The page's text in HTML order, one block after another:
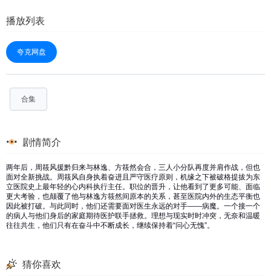
播放列表
夸克网盘
合集
剧情简介
两年后，周筱风援黔归来与林逸、方筱然会合，三人小分队再度并肩作战，但也
面对全新挑战。周筱风自身执着奋进且严守医疗原则，机缘之下被破格提拔为东
立医院史上最年轻的心内科执行主任。职位的晋升，让他看到了更多可能、面临
更大考验，也颠覆了他与林逸方筱然间原本的关系，甚至医院内外的生态平衡也
因此被打破。与此同时，他们还需要面对医生永远的对手——病魔。一个接一个
的病人与他们身后的家庭期待医护联手拯救。理想与现实时时冲突，无奈和温暖
往往共生，他们只有在奋斗中不断成长，继续保持着“问心无愧”。
猜你喜欢